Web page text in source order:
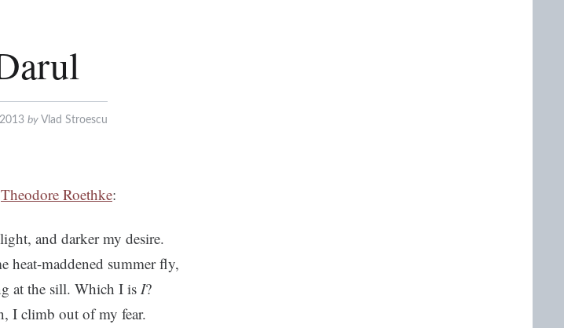
by Vlad Stroescu
Theodore Roethke:
and darker my desire.
heat-maddened summer fly,
at the sill. Which I isI?
I climb out of my fear.